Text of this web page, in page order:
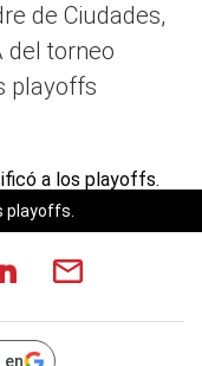
de Ciudades,
del torneo
playoffs
playoffs.
en